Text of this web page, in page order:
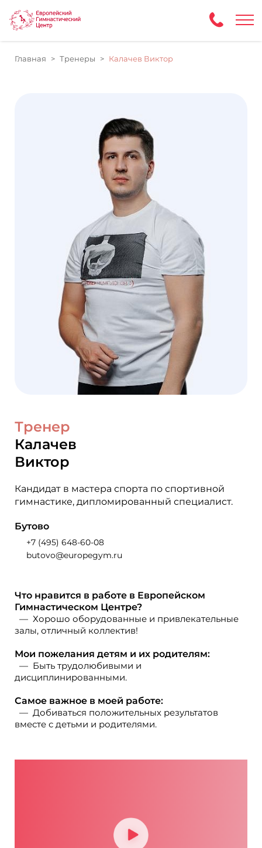
Главная Тренеры Калачев Виктор
Тренер
Калачев
Виктор
Кандидат в мастера спорта по спортивной
гимнастике, дипломированный специалист.
Бутово
+7 (495) 648-60-08
butovo@europegym.ru
Что нравится в работе в Европейском
Гимнастическом Центре?
Хорошо оборудованные и привлекательные
залы, отличный коллектив!
Мои пожелания детям и их родителям:
Быть трудолюбивыми и
дисциплинированными.
Самое важное в моей работе:
Добиваться положительных результатов
вместе с детьми и родителями.